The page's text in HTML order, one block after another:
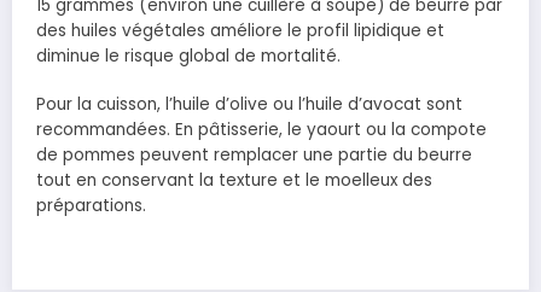
15 grammes (environ une cuillère à soupe) de beurre par
des huiles végétales améliore le profil lipidique et
diminue le risque global de mortalité.
Pour la cuisson, l’huile d’olive ou l’huile d’avocat sont
recommandées. En pâtisserie, le yaourt ou la compote
de pommes peuvent remplacer une partie du beurre
tout en conservant la texture et le moelleux des
préparations.